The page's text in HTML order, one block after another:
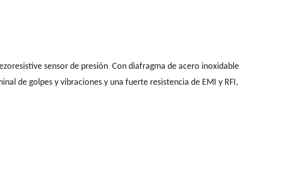
sensor de presión Con diafragma de acero inoxidable
de golpes y vibraciones y una fuerte resistencia de EMI y RFI,